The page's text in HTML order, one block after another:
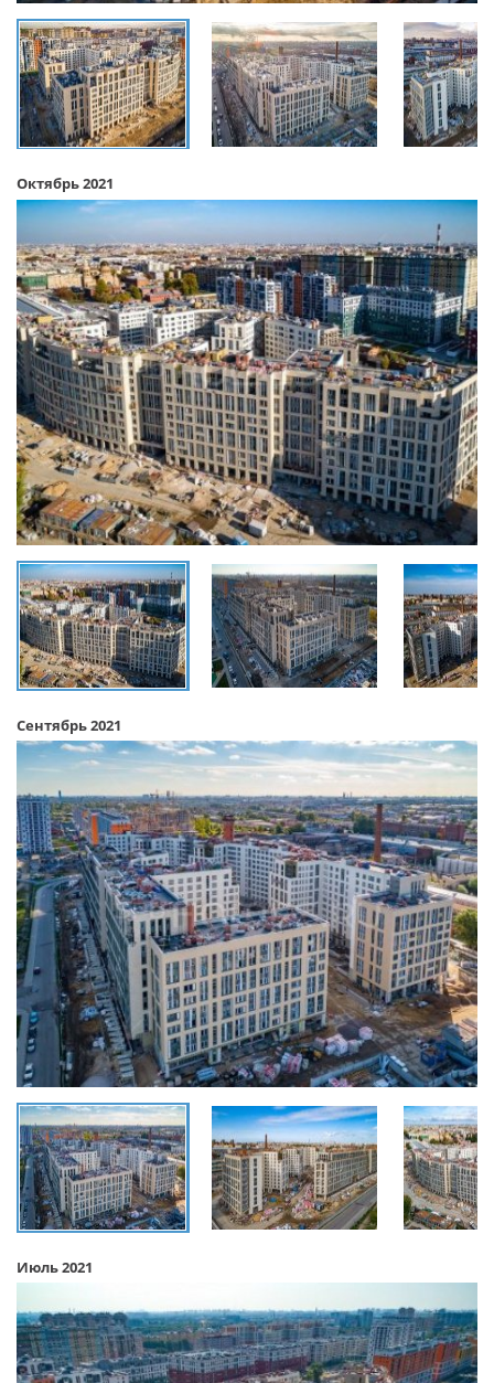
Октябрь 2021
Сентябрь 2021
Июль 2021